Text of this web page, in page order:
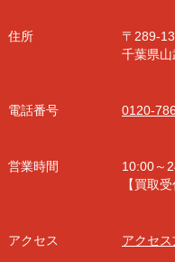
住所
〒289-
千葉県
電話番号 0120-
営業時間
10:00～
【買取
アクセス アクセ